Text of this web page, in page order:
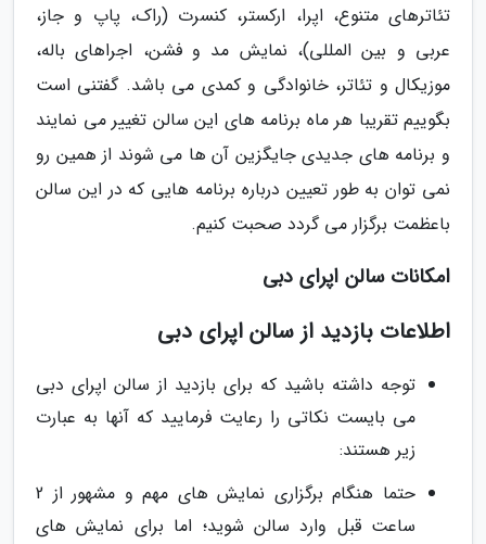
تئاترهای متنوع، اپرا، ارکستر، کنسرت (راک، پاپ و جاز،
عربی و بین المللی)، نمایش مد و فشن، اجراهای باله،
موزیکال و تئاتر، خانوادگی و کمدی می باشد. گفتنی است
بگوییم تقریبا هر ماه برنامه های این سالن تغییر می نمایند
و برنامه های جدیدی جایگزین آن ها می شوند از همین رو
نمی توان به طور تعیین درباره برنامه هایی که در این سالن
باعظمت برگزار می گردد صحبت کنیم.
امکانات سالن اپرای دبی
اطلاعات بازدید از سالن اپرای دبی
توجه داشته باشید که برای بازدید از سالن اپرای دبی
می بایست نکاتی را رعایت فرمایید که آنها به عبارت
زیر هستند:
حتما هنگام برگزاری نمایش های مهم و مشهور از 2
ساعت قبل وارد سالن شوید؛ اما برای نمایش های